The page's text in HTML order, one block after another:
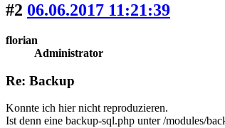
#2 06.06.2017 11:21:39
florian
Administrator
Re: Backup
Konnte ich hier nicht reproduzieren.
Ist denn eine backup-sql.php unter /modules/